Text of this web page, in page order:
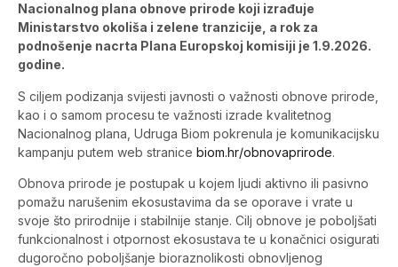
Nacionalnog plana obnove prirode koji izrađuje
Ministarstvo okoliša i zelene tranzicije, a rok za
podnošenje nacrta Plana Europskoj komisiji je 1.9.2026.
godine.
S ciljem podizanja svijesti javnosti o važnosti obnove prirode,
kao i o samom procesu te važnosti izrade kvalitetnog
Nacionalnog plana, Udruga Biom pokrenula je komunikacijsku
kampanju putem web stranice biom.hr/obnovaprirode.
Obnova prirode je postupak u kojem ljudi aktivno ili pasivno
pomažu narušenim ekosustavima da se oporave i vrate u
svoje što prirodnije i stabilnije stanje. Cilj obnove je poboljšati
funkcionalnost i otpornost ekosustava te u konačnici osigurati
dugoročno poboljšanje bioraznolikosti obnovljenog